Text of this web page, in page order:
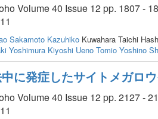
Volume 40 Issue 12 pp. 1807 -
Sakamoto Kazuhiko Kuwahara Taichi
Yoshimura Kiyoshi Ueno Tomio Yoshino
に発症したサイトメガロ
Volume 40 Issue 12 pp. 2127 -